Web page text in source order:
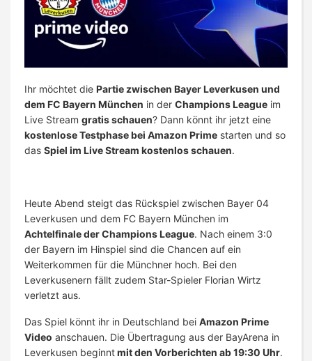
Ihr möchtet die Partie zwischen Bayer Leverkusen und
dem FC Bayern München in der Champions League im
Live Stream gratis schauen? Dann könnt ihr jetzt eine
kostenlose Testphase bei Amazon Prime starten und so
das Spiel im Live Stream kostenlos schauen.
Heute Abend steigt das Rückspiel zwischen Bayer 04
Leverkusen und dem FC Bayern München im
Achtelfinale der Champions League. Nach einem 3:0
der Bayern im Hinspiel sind die Chancen auf ein
Weiterkommen für die Münchner hoch. Bei den
Leverkusenern fällt zudem Star-Spieler Florian Wirtz
verletzt aus.
Das Spiel könnt ihr in Deutschland bei Amazon Prime
Video anschauen. Die Übertragung aus der BayArena in
Leverkusen beginntmit den Vorberichten ab 19:30 Uhr.